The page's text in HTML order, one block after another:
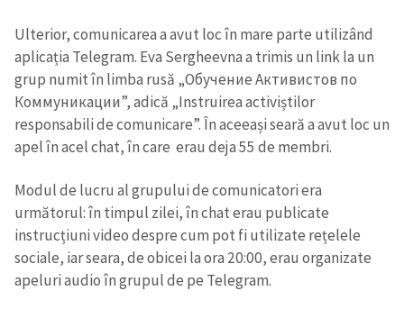
Ulterior, comunicarea a avut loc în mare parte utilizând
aplicația Telegram. Eva Sergheevna a trimis un link la un
grup numit în limba rusă „Обучение Активистов по
Коммуникации”, adică „Instruirea activiștilor
responsabili de comunicare”. În aceeași seară a avut loc un
apel în acel chat, în care erau deja 55 de membri.
Modul de lucru al grupului de comunicatori era
următorul: în timpul zilei, în chat erau publicate
instrucțiuni video despre cum pot fi utilizate rețelele
sociale, iar seara, de obicei la ora 20:00, erau organizate
apeluri audio în grupul de pe Telegram.